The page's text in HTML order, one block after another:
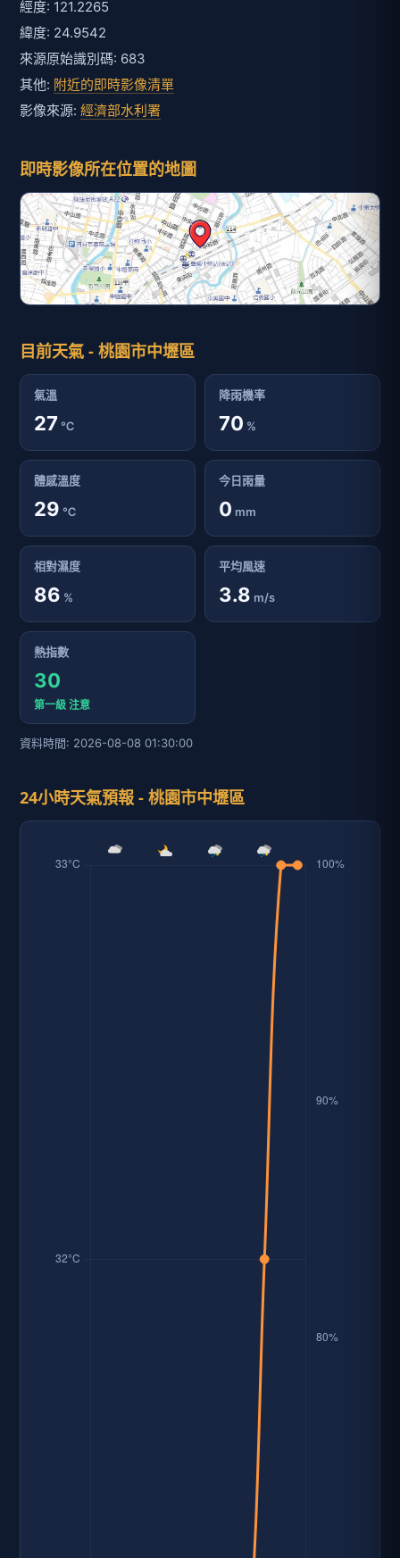
經度: 121.2265
緯度: 24.9542
來源原始識別碼: 683
其他: 附近的即時影像清單
影像來源: 經濟部水利署
即時影像所在位置的地圖
目前天氣 - 桃園市中壢區
氣溫
27 ℃
降雨機率
70 %
體感溫度
29 ℃
今日雨量
0 mm
相對濕度
86 %
平均風速
3.8 m/s
熱指數
30
第一級 注意
資料時間: 2026-08-08 01:30:00
24小時天氣預報 - 桃園市中壢區